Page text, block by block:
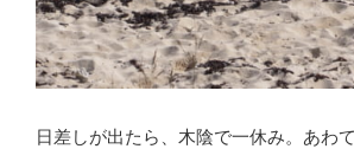
日差しが出たら、木陰で一休み。あわ